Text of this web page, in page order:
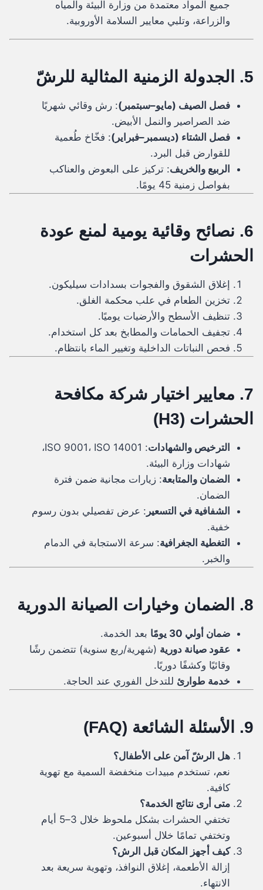
جميع المواد معتمدة من وزارة البيئة والمياه
والزراعة، وتلبي معايير السلامة الأوروبية.
5. الجدولة الزمنية المثالية للرشّ
فصل الصيف (مايو–سبتمبر): رش وقائي شهريًا
ضد الصراصير والنمل الأبيض.
فصل الشتاء (ديسمبر–فبراير): فخّاخ طُعمية
للقوارض قبل البرد.
الربيع والخريف: تركيز على البعوض والعناكب
بفواصل زمنية 45 يومًا.
6. نصائح وقائية يومية لمنع عودة
الحشرات
إغلاق الشقوق والفجوات بسدادات سيليكون.
تخزين الطعام في علب محكمة الغلق.
تنظيف الأسطح والأرضيات يوميًا.
تجفيف الحمامات والمطابخ بعد كل استخدام.
فحص النباتات الداخلية وتغيير الماء بانتظام.
7. معايير اختيار شركة مكافحة
الحشرات (H3)
الترخيص والشهادات
: ISO 9001، ISO 14001،
شهادات وزارة البيئة.
الضمان والمتابعة: زيارات مجانية ضمن فترة
الضمان.
الشفافية في التسعير : عرض تفصيلي بدون رسوم
خفية.
التغطية الجغرافية: سرعة الاستجابة في الدمام
والخبر.
8. الضمان وخيارات الصيانة الدورية
ضمان أولي 30 يومًا
بعد الخدمة.
عقود صيانة دورية (شهرية/ربع سنوية) تتضمن رشًا
وقائيًا وكشفًا دوريًا.
خدمة طوارئ للتدخل الفوري عند الحاجة.
9. الأسئلة الشائعة (FAQ)
هل الرشّ آمن على الأطفال؟
نعم، تستخدم مبيدات منخفضة السمية مع تهوية
كافية.
متى أرى نتائج الخدمة؟
تختفي الحشرات بشكل ملحوظ خلال 3–5 أيام
وتختفي تمامًا خلال أسبوعين.
كيف أجهز المكان قبل الرش؟
إزالة الأطعمة، إغلاق النوافذ، وتهوية سريعة بعد
الانتهاء.